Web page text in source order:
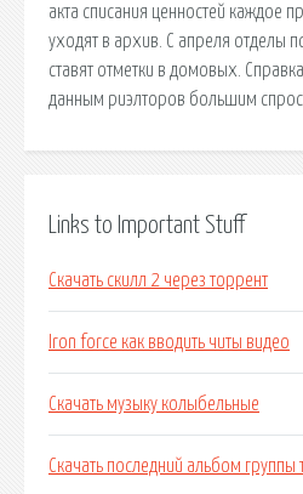
акта списания ценностей каждое
уходят в архив. С апреля отделы
ставят отметки в домовых.
данным риэлторов большим
Links to Important Stuff
Скачать скилл 2 через торрент
Iron force как вводить читы видео
Скачать музыку колыбельные
Скачать последний альбом группы